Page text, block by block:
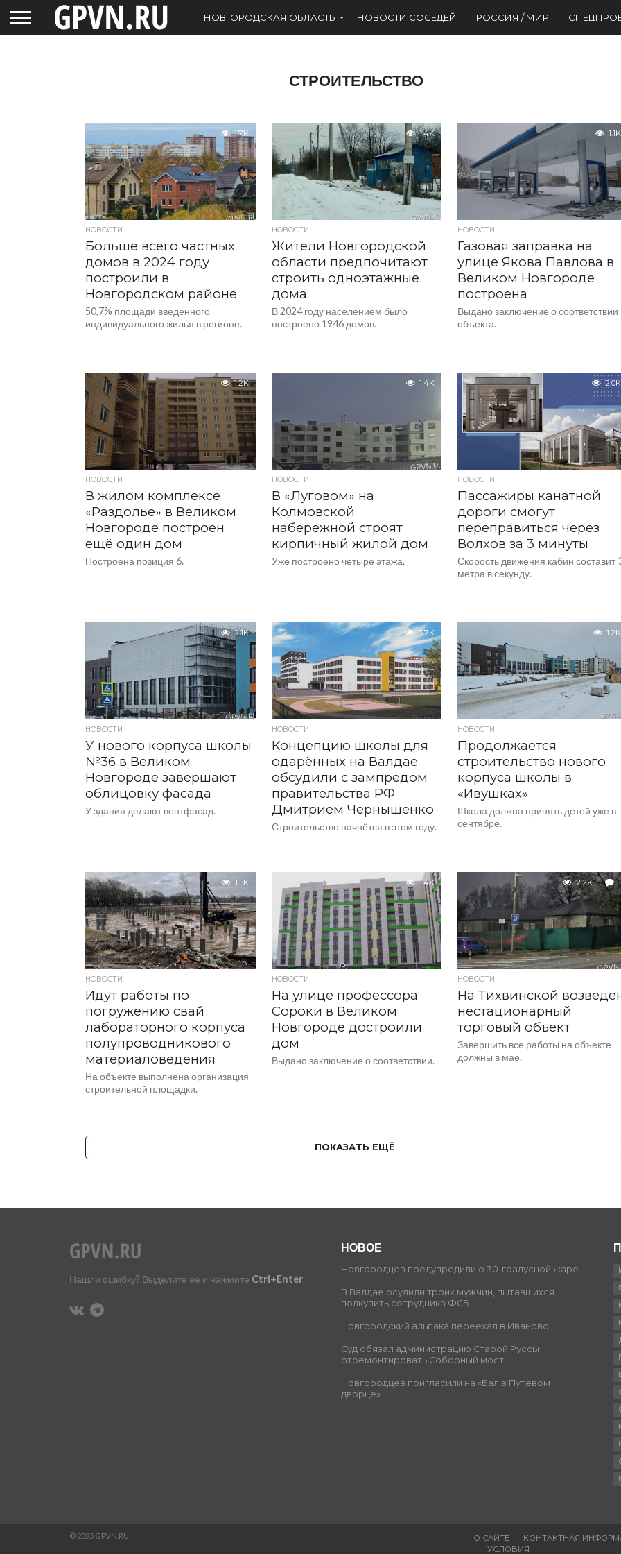
НОВГОРОДСКАЯ ОБЛАСТЬ НОВОСТИ СОСЕДЕЙ РОССИЯ / МИР
СТРОИТЕЛЬСТВО
1.7K
НОВОСТИ
Больше всего частных
домов в 2024 году
построили в
Новгородском районе
50,7% площади введенного
индивидуального жилья в регионе.
1.4K
НОВОСТИ
Жители Новгородской
области предпочитают
строить одноэтажные
дома
В 2024 году населением было
построено 1946 домов.
1.1K
НОВОСТИ
Газовая заправка на
улице Якова Павлова в
Великом Новгороде
построена
Выдано заключение о соответствии
объекта.
1.2K
НОВОСТИ
В жилом комплексе
«Раздолье» в Великом
Новгороде построен
ещё один дом
Построена позиция 6.
1.4K
НОВОСТИ
В «Луговом» на
Колмовской
набережной строят
кирпичный жилой дом
Уже построено четыре этажа.
2.0K
НОВОСТИ
Пассажиры канатной
дороги смогут
переправиться через
Волхов за 3 минуты
Скорость движения кабин составит
метра в секунду.
2.1K
НОВОСТИ
У нового корпуса школы
№36 в Великом
Новгороде завершают
облицовку фасада
У здания делают вентфасад.
3.7K
НОВОСТИ
Концепцию школы для
одарённых на Валдае
обсудили с зампредом
правительства РФ
Дмитрием Чернышенко
Строительство начнётся в этом году.
1.2K
НОВОСТИ
Продолжается
строительство нового
корпуса школы в
«Ивушках»
Школа должна принять детей уже в
сентябре.
1.5K
НОВОСТИ
Идут работы по
погружению свай
лабораторного корпуса
полупроводникового
материаловедения
На объекте выполнена организация
строительной площадки.
1.4K
НОВОСТИ
На улице профессора
Сороки в Великом
Новгороде достроили
дом
Выдано заключение о соответствии.
2.2K 1
НОВОСТИ
На Тихвинской
нестационарный
торговый объект
Завершить все работы на объекте
должны в мае.
ПОКАЗАТЬ ЕЩЁ
Нашли ошибку? Выделите её и нажмите Ctrl+Enter.
НОВОЕ
Новгородцев предупредили о 30-градусной жаре
В Валдае осудили троих мужчин, пытавшихся
подкупить сотрудника ФСБ
Новгородский альпака переехал в Иваново
Суд обязал администрацию Старой Руссы
отремонтировать Соборный мост
Новгородцев пригласили на «Бал в Путевом
дворце»
О САЙТЕ
КОНТАКТНАЯ
УСЛОВИЯ
© 2025 GPVN.RU